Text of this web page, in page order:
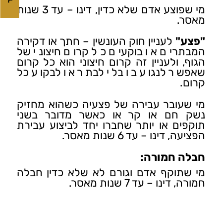
מי שפוצע אדם שלא כדין, דינו – עד 3 שנות
מאסר.
"פצע" לעניין חוק העונשין – חתך או דקירה
המבתרים או בוקעים כל קרום חיצוני של
הגוף, ולעניין זה קרום חיצוני הוא כל קרום
שאפשר לנגוע בו בלי לבתר או לבקוע כל
קרום.
מי שעובר עבירה של פצעיה כשהוא מחזיק
נשק חם או קר או כאשר מדובר בשני
תוקפים או יותר שחברו יחד לביצוע עבירת
הפציעה, דינו – עד 6 שנות מאסר.
חבלה חמורה:
מי שתוקף אדם וגורם לא שלא כדין חבלה
חמורה, דינו – עד 7 שנות מאסר.